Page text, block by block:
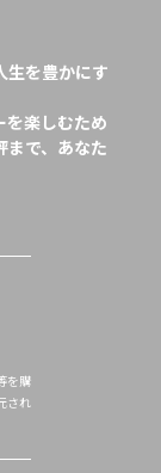
生を豊かにす
を楽しむため
まで、あなた
を購
され